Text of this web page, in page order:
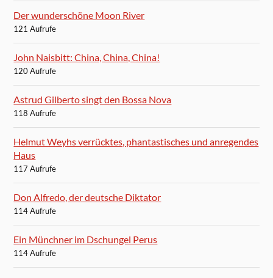
Der wunderschöne Moon River
121 Aufrufe
John Naisbitt: China, China, China!
120 Aufrufe
Astrud Gilberto singt den Bossa Nova
118 Aufrufe
Helmut Weyhs verrücktes, phantastisches und anregendes
Haus
117 Aufrufe
Don Alfredo, der deutsche Diktator
114 Aufrufe
Ein Münchner im Dschungel Perus
114 Aufrufe